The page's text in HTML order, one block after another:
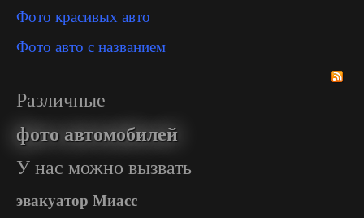
Фото красивых авто
Фото авто с названием
Различные
фото автомобилей
У нас можно вызвать
эвакуатор Миасс